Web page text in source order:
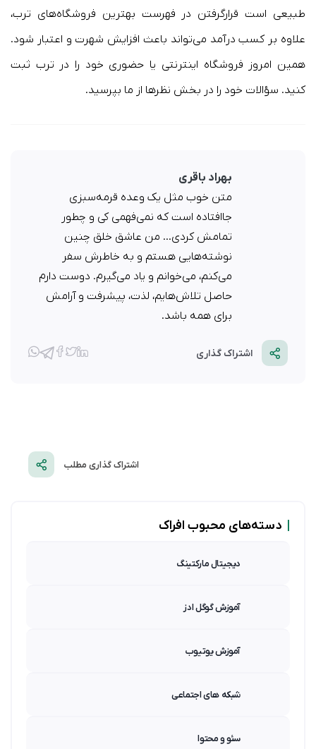
طبیعی است قرارگرفتن در فهرست بهترین فروشگاه‌های ترب،
علاوه بر کسب درآمد می‌تواند باعث افزایش شهرت و اعتبار شود.
همین امروز فروشگاه اینترنتی یا حضوری خود را در ترب ثبت
کنید. سؤالات خود را در بخش نظرها از ما بپرسید.
بهراد باقری
متن خوب مثل یک وعده قرمه‌سبزی
جاافتاده است که نمی‌فهمی کی و چطور
تمامش کردی... من عاشق خلق چنین
نوشته‌هایی هستم و به خاطرش سفر
می‌کنم، می‌خوانم و یاد می‌گیرم. دوست دارم
حاصل تلاش‌هایم، لذت، پیشرفت و آرامش
برای همه باشد.
اشتراک گذاری
اشتراک گذاری مطلب
دسته‌های محبوب افراک
دیجیتال مارکتینگ
آموزش گوگل ادز
آموزش یوتیوب
شبکه های اجتماعی
سئو و محتوا